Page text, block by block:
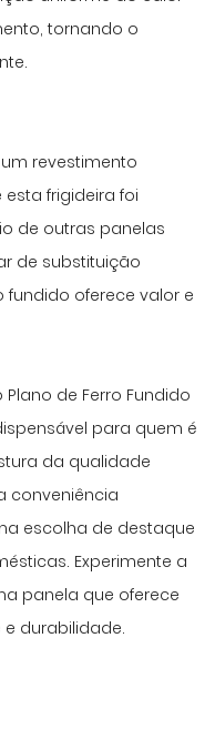
tornando o
revestimento
frigideira foi
de outras panelas
de substituição
fundido oferece valor e
de Ferro Fundido
para quem é
da qualidade
conveniência
escolha de destaque
Experimente a
panela que oferece
durabilidade.